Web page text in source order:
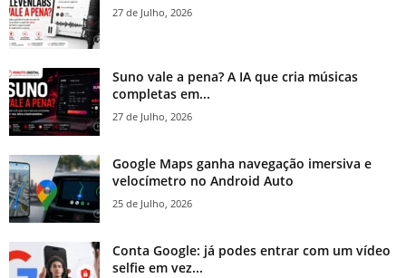
27 de Julho, 2026
Suno vale a pena? A IA que cria músicas
completas em...
27 de Julho, 2026
Google Maps ganha navegação imersiva e
velocímetro no Android Auto
25 de Julho, 2026
Conta Google: já podes entrar com um vídeo
selfie em vez...